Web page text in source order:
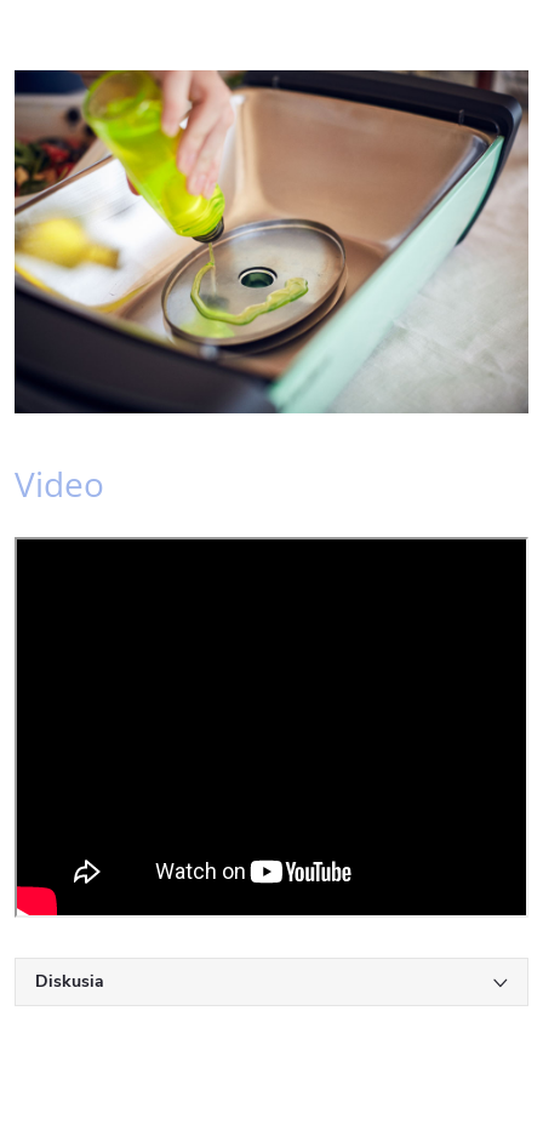
Video
Diskusia